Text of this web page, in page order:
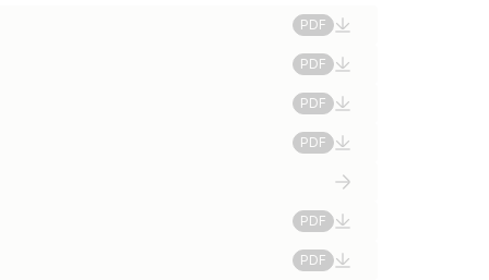
PDF
PDF
PDF
PDF
PDF
PDF